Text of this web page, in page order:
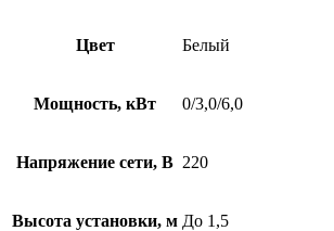
Цвет Белый
Мощность, кВт 0/3,0/6,0
Напряжение сети, В 220
Высота установки, м До 1,5